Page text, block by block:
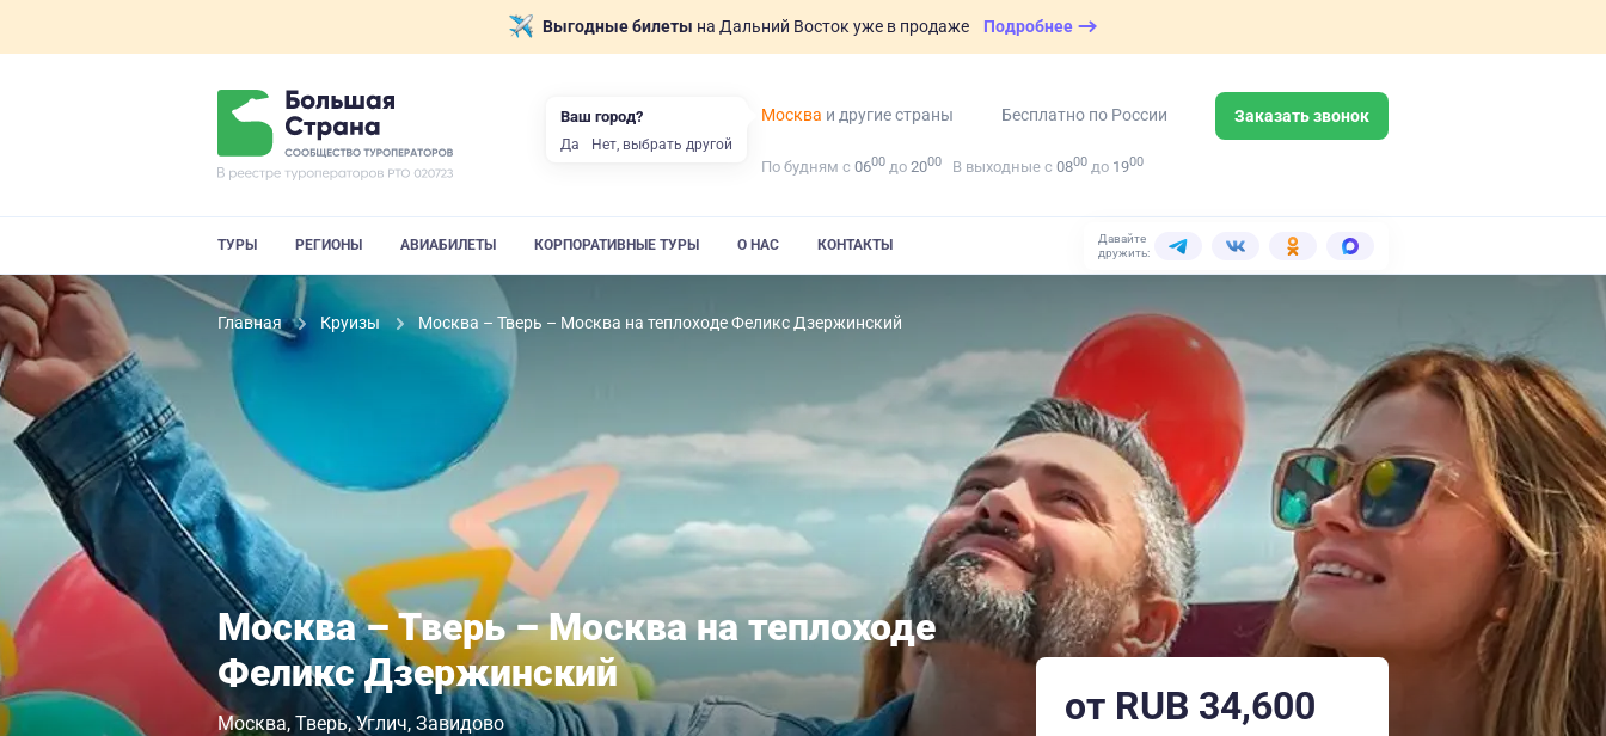
Выгодные билеты на Дальний Восток уже в продаже Подробнее
Москва и другие страны Бесплатно по России Заказать звонок
По будням с 0600 до 2000 В выходные с 0800 до 1900
ТУРЫ РЕГИОНЫ АВИАБИЛЕТЫ КОРПОРАТИВНЫЕ ТУРЫ О НАС КОНТАКТЫ
Давайте
дружить:
Главная Круизы Москва – Тверь – Москва на теплоходе Феликс Дзержинский
Москва – Тверь – Москва на теплоходе
Феликс Дзержинский
Москва Тверь Углич Завидово от RUB 34,600
Ваш город?
Да Нет, выбрать другой